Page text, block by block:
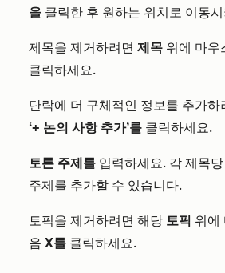
을 클릭한 후 원하는 위치로 이동
제목을 제거하려면 제목 위에 마우
클릭하세요.
단락에 더 구체적인 정보를 추가하
‘+ 논의 사항 추가’를 클릭하세요.
토론 주제를 입력하세요. 각 제목
주제를 추가할 수 있습니다.
토픽을 제거하려면 해당 토픽 위에
음 X를 클릭하세요.